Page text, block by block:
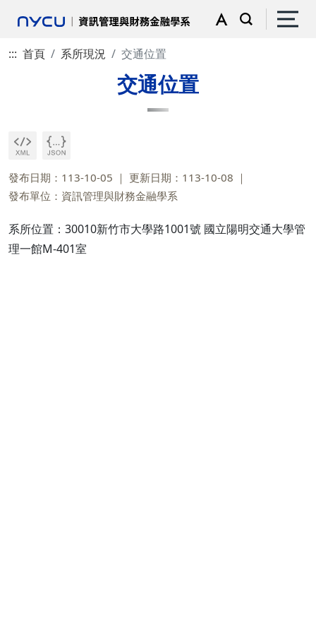
::: 首頁 系所現況 交通位置
交通位置
發布日期：113-10-05
更新日期：113-10-08
發布單位：資訊管理與財務金融學系
系所位置：30010新竹市大學路1001號 國立陽明交通大學管
理一館M-401室